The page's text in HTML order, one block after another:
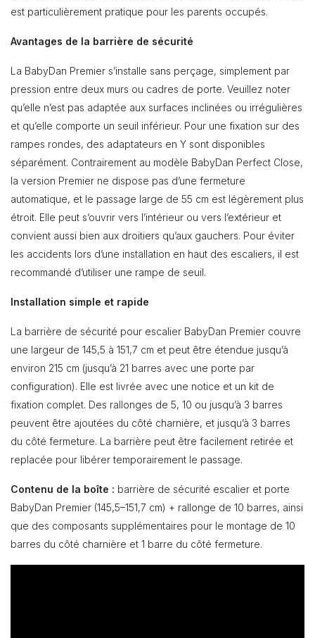
est particulièrement pratique pour les parents occupés.
Avantages de la barrière de sécurité
La BabyDan Premier s’installe sans perçage, simplement par
pression entre deux murs ou cadres de porte. Veuillez noter
qu’elle n’est pas adaptée aux surfaces inclinées ou irrégulières
et qu’elle comporte un seuil inférieur. Pour une fixation sur des
rampes rondes, des adaptateurs en Y sont disponibles
séparément. Contrairement au modèle BabyDan Perfect Close,
la version Premier ne dispose pas d’une fermeture
automatique, et le passage large de 55 cm est légèrement plus
étroit. Elle peut s’ouvrir vers l’intérieur ou vers l’extérieur et
convient aussi bien aux droitiers qu’aux gauchers. Pour éviter
les accidents lors d’une installation en haut des escaliers, il est
recommandé d’utiliser une rampe de seuil.
Installation simple et rapide
La barrière de sécurité pour escalier BabyDan Premier couvre
une largeur de 145,5 à 151,7 cm et peut être étendue jusqu’à
environ 215 cm (jusqu’à 21 barres avec une porte par
configuration). Elle est livrée avec une notice et un kit de
fixation complet. Des rallonges de 5, 10 ou jusqu’à 3 barres
peuvent être ajoutées du côté charnière, et jusqu’à 3 barres
du côté fermeture. La barrière peut être facilement retirée et
replacée pour libérer temporairement le passage.
Contenu de la boîte : barrière de sécurité escalier et porte
BabyDan Premier (145,5–151,7 cm) + rallonge de 10 barres, ainsi
que des composants supplémentaires pour le montage de 10
barres du côté charnière et 1 barre du côté fermeture.